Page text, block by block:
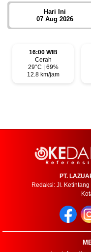
Hari Ini
07 Aug 2026
16:00 WIB
Cerah
29°C | 69%
12.8 km/jam
PT.
Redaksi: Jl.